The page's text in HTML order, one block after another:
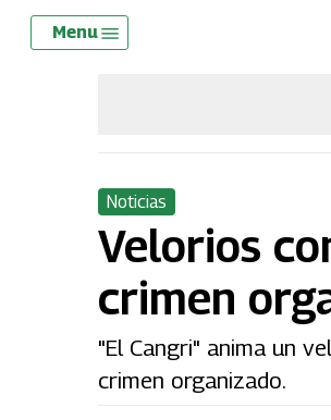
Skip
Menu
Noticias
Velorios
crimen
"El Cangri" anima un
crimen organizado.
Menu